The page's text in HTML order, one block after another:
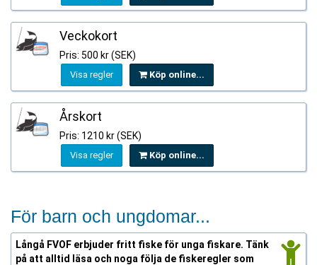
Veckokort
Pris: 500 kr (SEK)
Visa regler Köp online...
Årskort
Pris: 1210 kr (SEK)
Visa regler Köp online...
För barn och ungdomar...
Långå FVOF erbjuder fritt fiske för unga fiskare. Tänk
på att alltid läsa och noga följa de fiskeregler som